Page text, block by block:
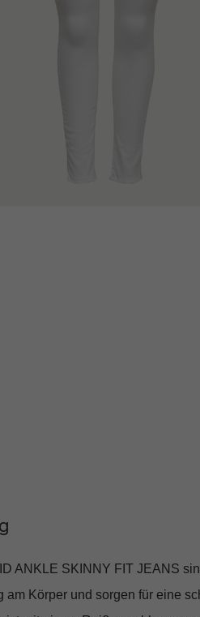
ANKLE SKINNY FIT JEANS
am Körper und sorgen für eine